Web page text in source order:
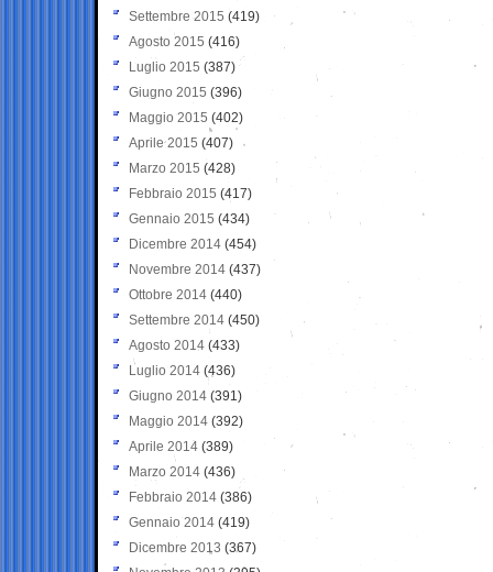
Settembre 2015 (419)
Agosto 2015 (416)
Luglio 2015 (387)
Giugno 2015 (396)
Maggio 2015 (402)
Aprile 2015 (407)
Marzo 2015 (428)
Febbraio 2015 (417)
Gennaio 2015 (434)
Dicembre 2014 (454)
Novembre 2014 (437)
Ottobre 2014 (440)
Settembre 2014 (450)
Agosto 2014 (433)
Luglio 2014 (436)
Giugno 2014 (391)
Maggio 2014 (392)
Aprile 2014 (389)
Marzo 2014 (436)
Febbraio 2014 (386)
Gennaio 2014 (419)
Dicembre 2013 (367)